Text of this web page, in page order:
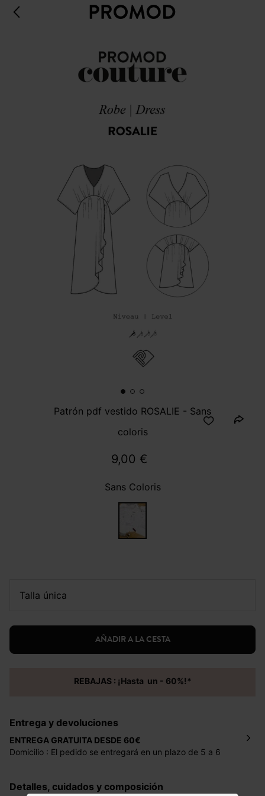
Patrón pdf vestido ROSALIE - Sans
coloris
9,00 €
Sans Coloris
talla única
AÑADIR A LA CESTA
REBAJAS : ¡Hasta un - 60%!*
Entrega y devoluciones
ENTREGA GRATUITA DESDE 60€
Domicilio : El pedido se entregará en un plazo de 5 a 6
Mondial Relay : El pedido se entregará en un plazo de 5
Detalles, cuidados y composición